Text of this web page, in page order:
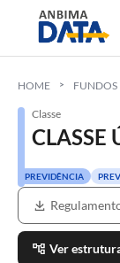
HOME FUNDOS
Classe
CLASSE
PREVIDÊNCIA
Ver